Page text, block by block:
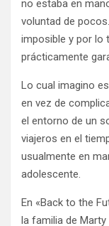
no estaba en
voluntad de
imposible y por lo
prácticamente
Lo cual imagino
en vez de
el entorno de un
viajeros en el
usualmente en
adolescente.
En «Back to the
la familia de